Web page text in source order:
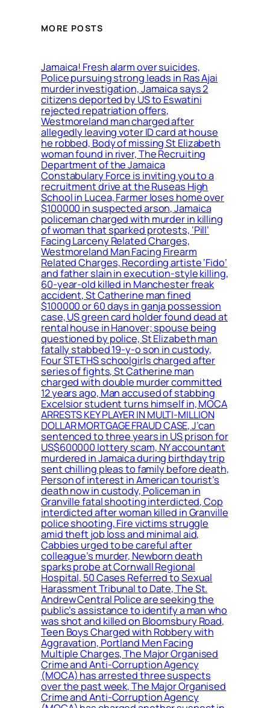
MORE POSTS
Jamaica! Fresh alarm over suicides,
Police pursuing strong leads in Ras Ajai
murder investigation, Jamaica says 2
citizens deported by US to Eswatini
rejected repatriation offers,
Westmoreland man charged after
allegedly leaving voter ID card at house
he robbed, Body of missing St Elizabeth
woman found in river, The Recruiting
Department of the Jamaica
Constabulary Force is inviting you to a
recruitment drive at the Ruseas High
School in Lucea, Farmer loses home over
$100000 in suspected arson, Jamaica
policeman charged with murder in killing
of woman that sparked protests, ‘Pill’
Facing Larceny Related Charges,
Westmoreland Man Facing Firearm
Related Charges, Recording artiste ‘Fido’
and father slain in execution-style killing,
60-year-old killed in Manchester freak
accident, St Catherine man fined
$100000 or 60 days in ganja possession
case, US green card holder found dead at
rental house in Hanover; spouse being
questioned by police, St Elizabeth man
fatally stabbed 19-y-o son in custody,
Four STETHS schoolgirls charged after
series of fights, St Catherine man
charged with double murder committed
12 years ago, Man accused of stabbing
Excelsior student turns himself in, MOCA
ARRESTS KEY PLAYER IN MULTI-MILLION
DOLLAR MORTGAGE FRAUD CASE, J’can
sentenced to three years in US prison for
US$600000 lottery scam, NY accountant
murdered in Jamaica during birthday trip
sent chilling pleas to family before death,
Person of interest in American tourist’s
death now in custody, Policeman in
Granville fatal shooting interdicted, Cop
interdicted after woman killed in Granville
police shooting, Fire victims struggle
amid theft job loss and minimal aid,
Cabbies urged to be careful after
colleague’s murder, Newborn death
sparks probe at Cornwall Regional
Hospital, 50 Cases Referred to Sexual
Harassment Tribunal to Date, The St.
Andrew Central Police are seeking the
public’s assistance to identify a man who
was shot and killed on Bloomsbury Road,
Teen Boys Charged with Robbery with
Aggravation, Portland Men Facing
Multiple Charges, The Major Organised
Crime and Anti-Corruption Agency
(MOCA) has arrested three suspects
over the past week, The Major Organised
Crime and Anti-Corruption Agency